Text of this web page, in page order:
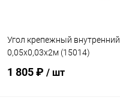
Угол крепежный внутренний
0,05х0,03х2м (15014)
1 805 ₽ / шт